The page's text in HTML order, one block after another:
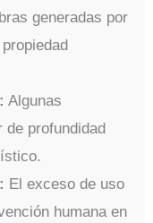
generadas por
Algunas
de profundidad
El exceso de uso
humana en